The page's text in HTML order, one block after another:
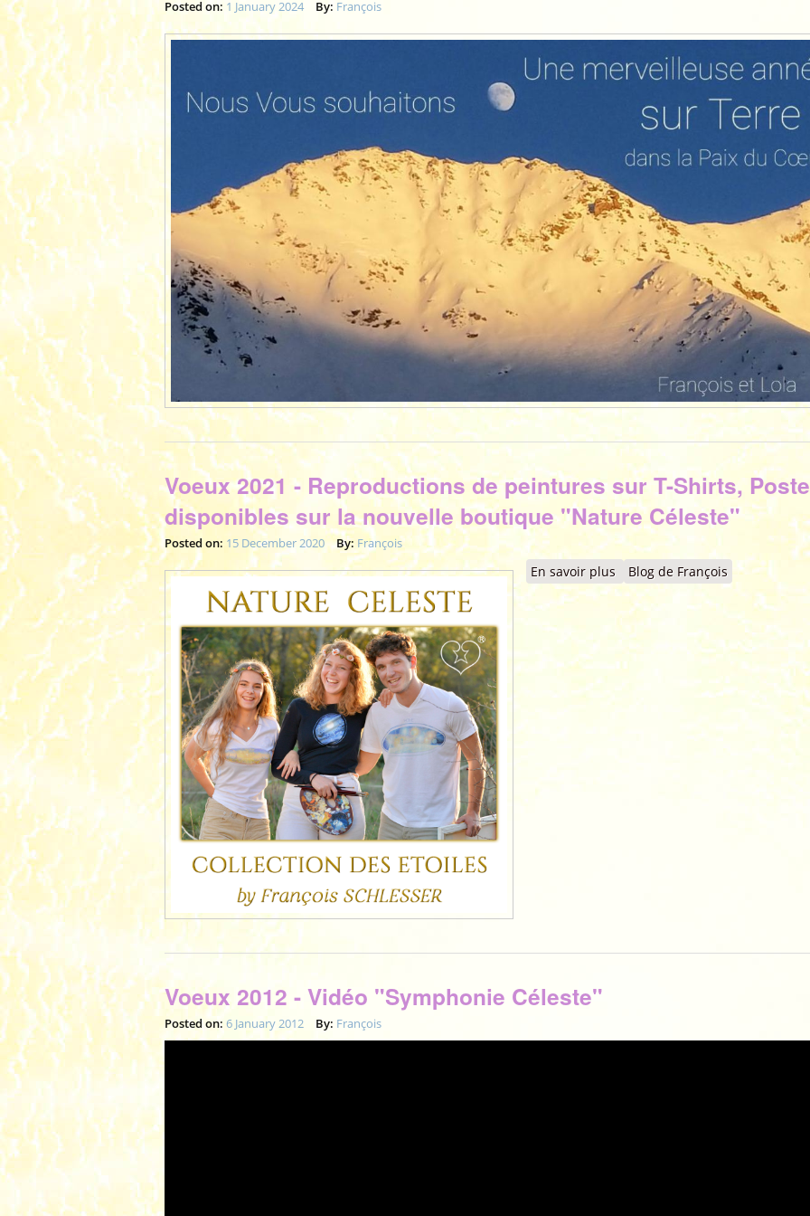
Posted on: 1 January 2024 By: François
Voeux 2021 - Reproductions de peintures sur T-Shirts,
disponibles sur la nouvelle boutique "Nature Céleste"
Posted on: 15 December 2020 By: François
En savoir plus
à propos de Voeux 2021 -
disponibles sur la nouvelle
Blog de François
Voeux 2012 - Vidéo "Symphonie Céleste"
Posted on: 6 January 2012 By: François